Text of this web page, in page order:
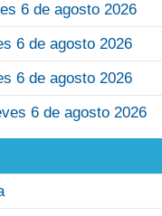
6 de agosto 2026
6 de agosto 2026
6 de agosto 2026
6 de agosto 2026